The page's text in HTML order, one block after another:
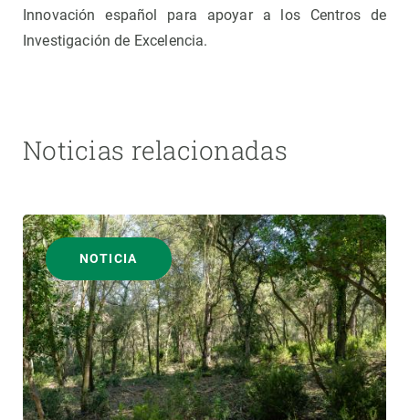
Innovación español para apoyar a los Centros de
Investigación de Excelencia.
Noticias relacionadas
NOTICIA